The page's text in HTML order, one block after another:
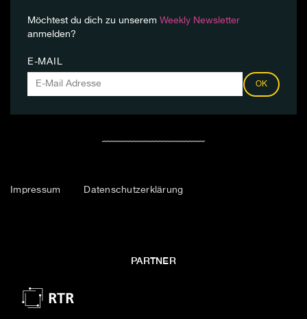
Möchtest du dich zu unserem Weekly Newsletter
anmelden?
E-MAIL
OK
Impressum Datenschutzerklärung
PARTNER